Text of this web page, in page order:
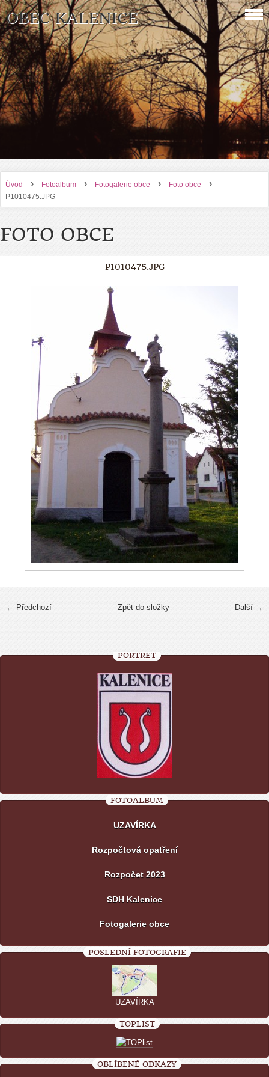
OBEC KALENICE
Úvod › Fotoalbum › Fotogalerie obce › Foto obce ›
P1010475.JPG
FOTO OBCE
P1010475.JPG
← Předchozí Další →
Zpět do složky
PORTRÉT
FOTOALBUM
UZAVÍRKA
Rozpočtová opatření
Rozpočet 2023
SDH Kalenice
Fotogalerie obce
POSLEDNÍ FOTOGRAFIE
UZAVÍRKA
TOPLIST
OBLÍBENÉ ODKAZY